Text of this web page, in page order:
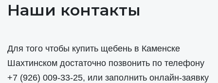
Наши контакты
Для того чтобы купить щебень в Каменске
Шахтинском достаточно позвонить по телефону
+7 (926) 009-33-25, или заполнить онлайн-заявку